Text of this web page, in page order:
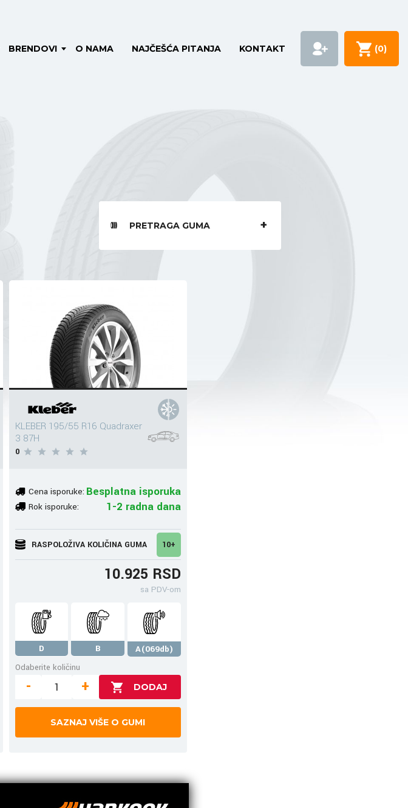
BRENDOVI O NAMA NAJČEŠĆA PITANJA KONTAKT (0)
PRETRAGA GUMA
KLEBER 195/55 R16 Quadraxer
3 87H
0
Cena isporuke: Besplatna isporuka
Rok isporuke: 1-2 radna dana
RASPOLOŽIVA KOLIČINA GUMA 10+
10.925 RSD
sa PDV-om
D B
A(069db)
Odaberite količinu
- +
SAZNAJ VIŠE O GUMI